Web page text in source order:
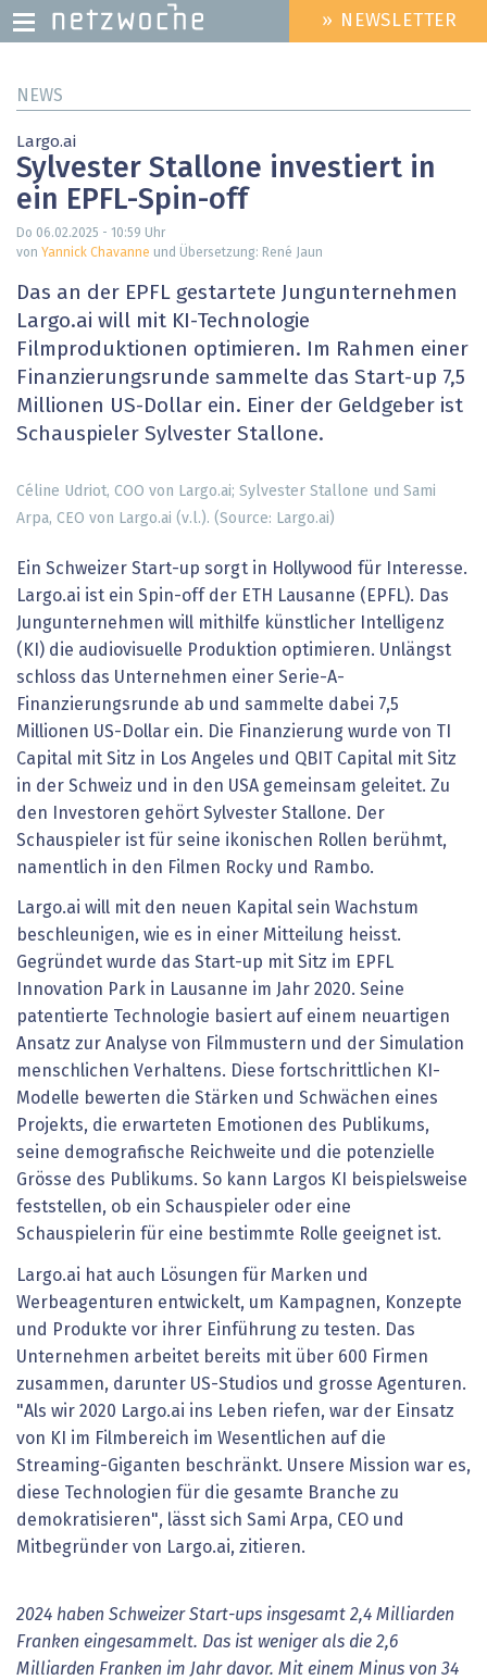
zum
HEADER
MENU
» NEWSLETTER
NEWS
Largo.ai
Sylvester Stallone investiert in
ein EPFL-Spin-off
Do 06.02.2025 - 10:59 Uhr
von Yannick Chavanne und Übersetzung: René Jaun
Das an der EPFL gestartete Jungunternehmen
Largo.ai will mit KI-Technologie
Filmproduktionen optimieren. Im Rahmen einer
Finanzierungsrunde sammelte das Start-up 7,5
Millionen US-Dollar ein. Einer der Geldgeber ist
Schauspieler Sylvester Stallone.
Céline Udriot, COO von Largo.ai; Sylvester Stallone und Sami
Arpa, CEO von Largo.ai (v.l.). (Source: Largo.ai)
Ein Schweizer Start-up sorgt in Hollywood für Interesse.
Largo.ai ist ein Spin-off der ETH Lausanne (EPFL). Das
Jungunternehmen will mithilfe künstlicher Intelligenz
(KI) die audiovisuelle Produktion optimieren. Unlängst
schloss das Unternehmen einer Serie-A-
Finanzierungsrunde ab und sammelte dabei 7,5
Millionen US-Dollar ein. Die Finanzierung wurde von TI
Capital mit Sitz in Los Angeles und QBIT Capital mit Sitz
in der Schweiz und in den USA gemeinsam geleitet. Zu
den Investoren gehört Sylvester Stallone. Der
Schauspieler ist für seine ikonischen Rollen berühmt,
namentlich in den Filmen Rocky und Rambo.
Largo.ai will mit den neuen Kapital sein Wachstum
beschleunigen, wie es in einer Mitteilung heisst.
Gegründet wurde das Start-up mit Sitz im EPFL
Innovation Park in Lausanne im Jahr 2020. Seine
patentierte Technologie basiert auf einem neuartigen
Ansatz zur Analyse von Filmmustern und der Simulation
menschlichen Verhaltens. Diese fortschrittlichen KI-
Modelle bewerten die Stärken und Schwächen eines
Projekts, die erwarteten Emotionen des Publikums,
seine demografische Reichweite und die potenzielle
Grösse des Publikums. So kann Largos KI beispielsweise
feststellen, ob ein Schauspieler oder eine
Schauspielerin für eine bestimmte Rolle geeignet ist.
Largo.ai hat auch Lösungen für Marken und
Werbeagenturen entwickelt, um Kampagnen, Konzepte
und Produkte vor ihrer Einführung zu testen. Das
Unternehmen arbeitet bereits mit über 600 Firmen
zusammen, darunter US-Studios und grosse Agenturen.
"Als wir 2020 Largo.ai ins Leben riefen, war der Einsatz
von KI im Filmbereich im Wesentlichen auf die
Streaming-Giganten beschränkt. Unsere Mission war es,
diese Technologien für die gesamte Branche zu
demokratisieren", lässt sich Sami Arpa, CEO und
Mitbegründer von Largo.ai, zitieren.
2024 haben Schweizer Start-ups insgesamt 2,4 Milliarden
Franken eingesammelt. Das ist weniger als die 2,6
Milliarden Franken im Jahr davor. Mit einem Minus von 34